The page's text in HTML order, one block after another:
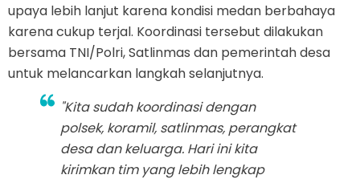
upaya lebih lanjut karena kondisi medan berbahaya
karena cukup terjal. Koordinasi tersebut dilakukan
bersama TNI/Polri, Satlinmas dan pemerintah desa
untuk melancarkan langkah selanjutnya.
"Kita sudah koordinasi dengan
polsek, koramil, satlinmas, perangkat
desa dan keluarga. Hari ini kita
kirimkan tim yang lebih lengkap